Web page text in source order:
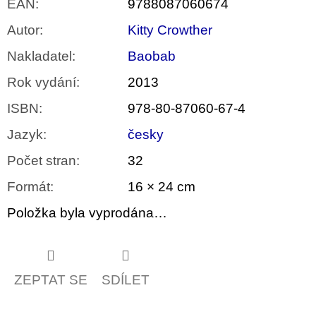
EAN:
9788087060674
Autor:
Kitty Crowther
Nakladatel :
Baobab
Rok vydání:
2013
ISBN:
978-80-87060-67-4
Jazyk:
česky
Počet stran:
32
Formát:
16 × 24 cm
Položka byla vyprodána…
ZEPTAT SE SDÍLET